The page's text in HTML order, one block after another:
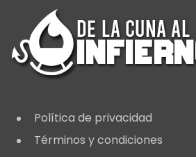
Política de privacidad
Términos y condiciones